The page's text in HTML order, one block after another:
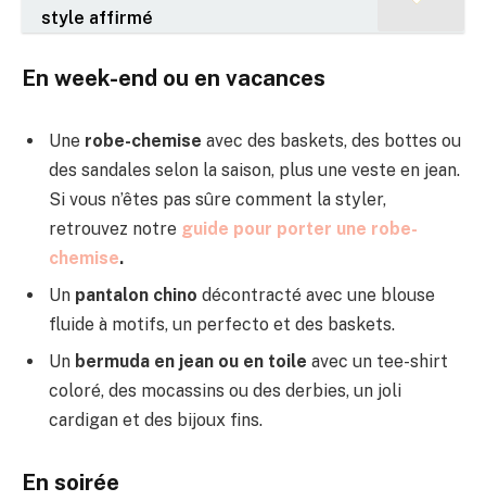
style affirmé
En week-end ou en vacances
Une robe-chemise avec des baskets, des bottes ou
des sandales selon la saison, plus une veste en jean.
Si vous n’êtes pas sûre comment la styler,
retrouvez notre guide pour porter une robe-
chemise.
Un pantalon chino décontracté avec une blouse
fluide à motifs, un perfecto et des baskets.
Un bermuda en jean ou en toile avec un tee-shirt
coloré, des mocassins ou des derbies, un joli
cardigan et des bijoux fins.
En soirée